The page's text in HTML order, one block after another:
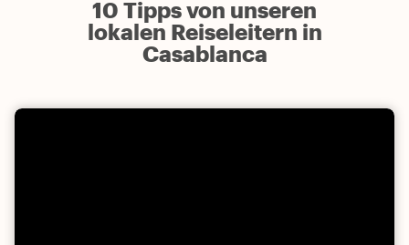
10 Tipps von unseren
lokalen Reiseleitern in
Casablanca